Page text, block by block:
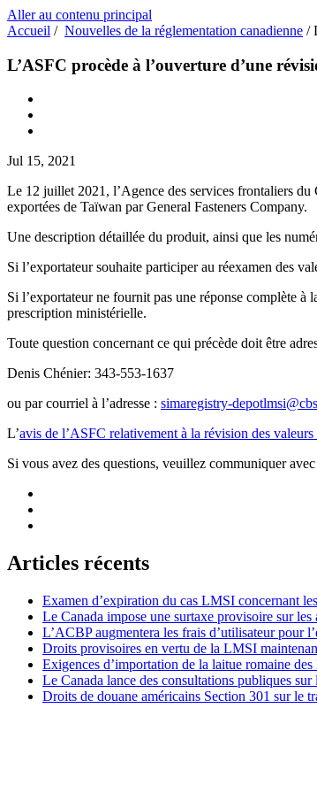
Aller au contenu principal
Accueil / Nouvelles de la réglementation canadienne /
L’ASFC procède à l’ouverture d’une
Jul 15, 2021
Le 12 juillet 2021, l’Agence des services frontaliers du
exportées de Taïwan par General Fasteners Company.
Une description détaillée du produit, ainsi que les
Si l’exportateur souhaite participer au réexamen des
Si l’exportateur ne fournit pas une réponse complète
prescription ministérielle.
Toute question concernant ce qui précède doit être
Denis Chénier: 343-553-1637
ou par courriel à l’adresse : simaregistry-
L’avis de l’ASFC relativement à la révision des valeurs
Si vous avez des questions, veuillez communiquer
Articles récents
Examen d’expiration du cas LMSI concernant
Le Canada impose une surtaxe provisoire sur
L’ACBP augmentera les frais d’utilisateur pour
Droits provisoires en vertu de la LMSI
Exigences d’importation de la laitue romaine
Le Canada lance des consultations publiques
Droits de douane américains Section 301 sur le